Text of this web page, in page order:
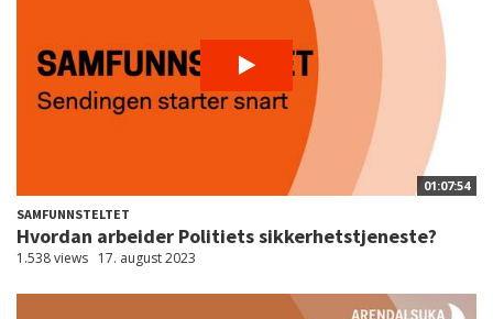
01:07:54
SAMFUNNSTELTET
Hvordan arbeider Politiets sikkerhetstjeneste?
1.538 views 17. august 2023